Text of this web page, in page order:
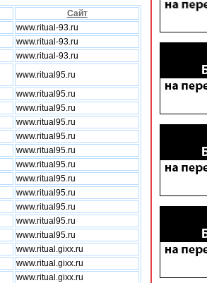
Сайт
www.ritual-93.ru
www.ritual-93.ru
www.ritual-93.ru
www.ritual95.ru
www.ritual95.ru
www.ritual95.ru
www.ritual95.ru
www.ritual95.ru
www.ritual95.ru
www.ritual95.ru
www.ritual95.ru
www.ritual95.ru
www.ritual95.ru
www.ritual95.ru
www.ritual95.ru
www.ritual.gixx.ru
www.ritual.gixx.ru
www.ritual.gixx.ru